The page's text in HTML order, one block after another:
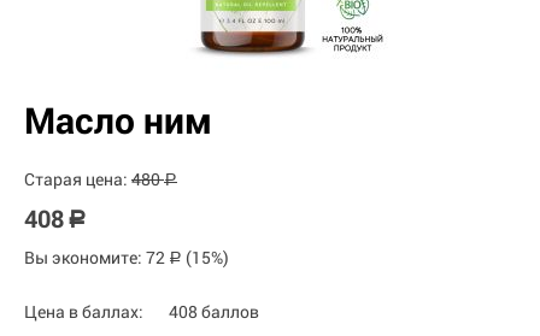
Масло ним
Старая цена: 480 Р
408 Р
Вы экономите: 72 Р (15%)
Цена в баллах:
408 баллов